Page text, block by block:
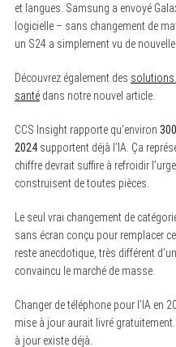
et langues. Samsung a envoyé
logicielle – sans changement de
un S24 a simplement vu de
Découvrez également des solutions
santédans notre nouvel article.
CCS Insight rapporte qu’environ
2024supportent déjà l’IA. Ça
chiffre devrait suffire à refroidir
construisent de toutes pièces.
Le seul vrai changement de
sans écran conçu pour remplacer
reste anecdotique, très différent
convaincu le marché de masse.
Changer de téléphone pour l’IA en
mise à jour aurait livré
à jour existe déjà.